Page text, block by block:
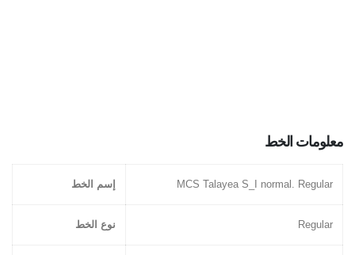
معلومات الخط
MCS Talayea S_I normal. Regular إسم الخط
Regular نوع الخط